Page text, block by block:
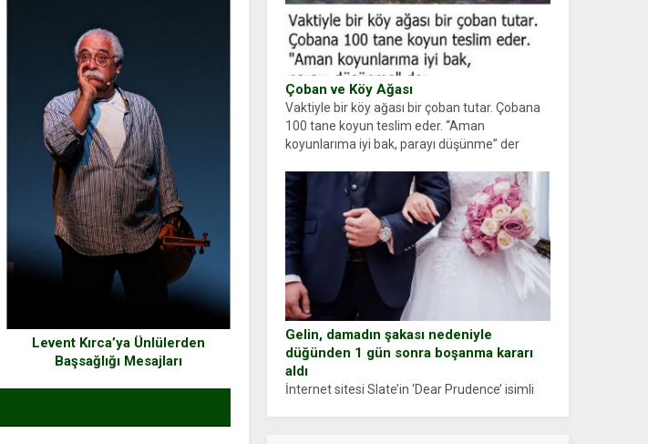
Çoban ve Köy Ağası
Vaktiyle bir köy ağası bir çoban tutar. Çobana
100 tane koyun teslim eder. “Aman
koyunlarıma iyi bak, parayı düşünme” der
Gelin, damadın şakası nedeniyle
düğünden 1 gün sonra boşanma kararı
aldı
İnternet sitesi Slate’in ‘Dear Prudence’ isimli
Levent Kırca’ya Ünlülerden
Başsağlığı Mesajları